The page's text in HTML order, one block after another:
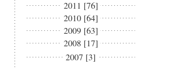
2011 [76]
2010 [64]
2009 [63]
2008 [17]
2007 [3]